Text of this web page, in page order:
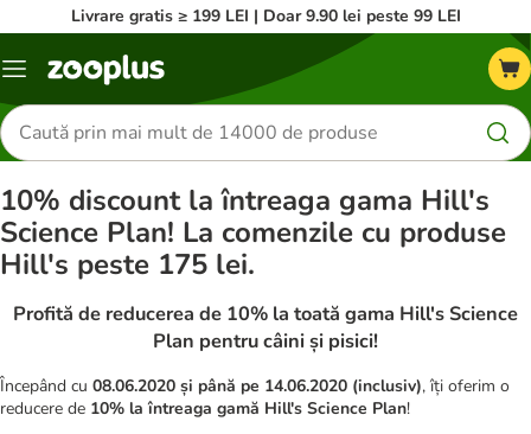
Livrare gratis ≥ 199 LEI | Doar 9.90 lei peste 99 LEI
Categorii
Căutare
produse
10% discount la întreaga gama Hill's
Science Plan! La comenzile cu produse
Hill's peste 175 lei.
Profită de reducerea de 10% la toată gama Hill's Science
Plan pentru câini și pisici!
Începând cu 08.06.2020 și până pe 14.06.2020 (inclusiv), îți oferim o
reducere de 10% la întreaga gamă Hill's Science Plan!